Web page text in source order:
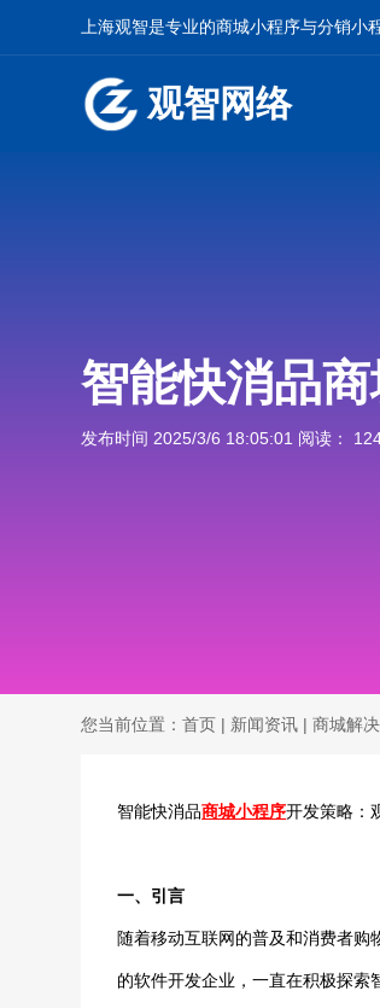
上海观智是专业的商城小程序与分销小
观智网络
智能快消品
发布时间 2025/3/6 18:05:01 阅读：
您当前位置：首页 | 新闻资讯 | 商城解
智能快消品商城小程序开发策略：
一、引言
随着移动互联网的普及和消费者购
的软件开发企业，一直在积极探索